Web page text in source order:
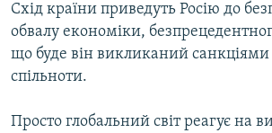
Схід країни приведуть Росію до
обвалу економіки,
що буде він викликаний санкціями
спільноти.
Просто глобальний світ реагує на